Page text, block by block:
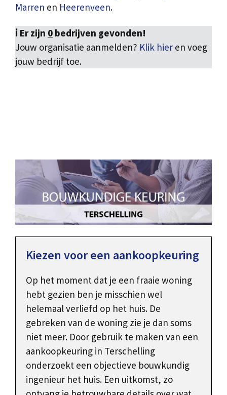
Marren en Heerenveen.
ℹ️ Er zijn 0 bedrijven gevonden!
Jouw organisatie aanmelden? Klik hier en voeg
jouw bedrijf toe.
Kiezen voor een aankoopkeuring
Op het moment dat je een fraaie woning
hebt gezien ben je misschien wel
helemaal verliefd op het huis. De
gebreken van de woning zie je dan soms
niet meer. Door gebruik te maken van een
aankoopkeuring in Terschelling
onderzoekt een objectieve bouwkundig
ingenieur het huis. Een uitkomst, zo